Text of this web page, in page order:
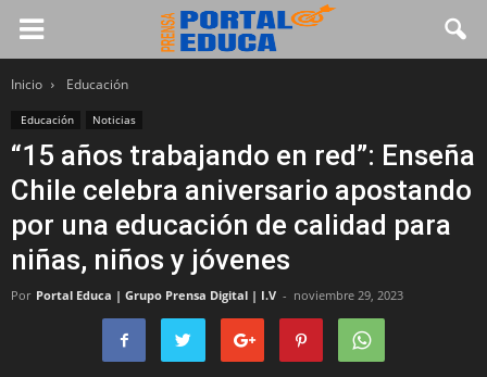
Inicio Educación
Educación Noticias
“15 años trabajando en red”: Enseña
Chile celebra aniversario apostando
por una educación de calidad para
niñas, niños y jóvenes
Por Portal Educa | Grupo Prensa Digital | I.V - noviembre 29, 2023